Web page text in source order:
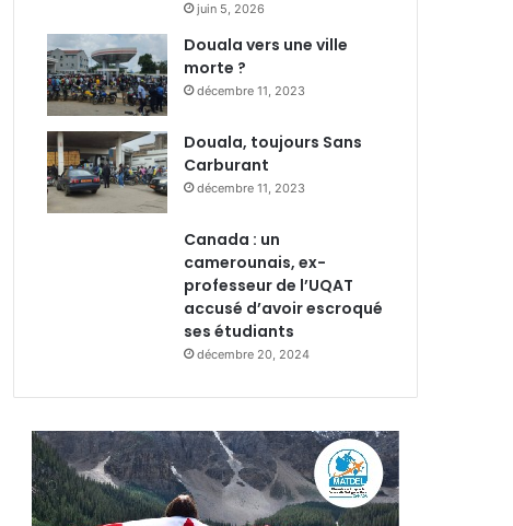
juin 5, 2026
Douala vers une ville
morte ?
décembre 11, 2023
Douala, toujours Sans
Carburant
décembre 11, 2023
Canada : un
camerounais, ex-
professeur de l’UQAT
accusé d’avoir escroqué
ses étudiants
décembre 20, 2024